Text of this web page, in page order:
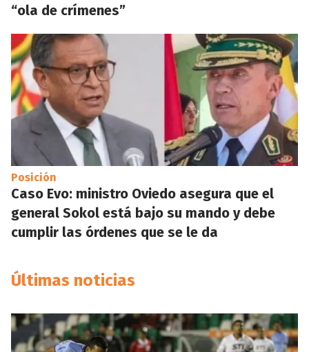
“ola de crímenes”
Posición
Caso Evo: ministro Oviedo asegura que el
general Sokol está bajo su mando y debe
cumplir las órdenes que se le da
Últimas noticias